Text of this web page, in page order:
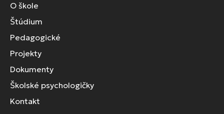
O škole
Štúdium
Pedagogické
Projekty
Dokumenty
Školské psychologičky
Kontakt